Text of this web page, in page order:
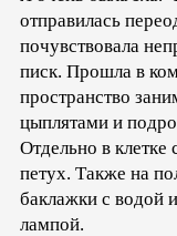
отправилась
почувствовала
писк. Прошла в
пространство
цыплятами и
Отдельно в клетке
петух. Также на
баклажки с водой
лампой.